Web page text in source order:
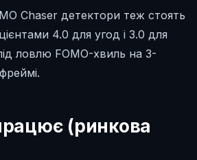
Chaser детектори теж стоять
4.0 для угод і 3.0 для
ловлю FOMO-хвиль на 3-
(ринкова